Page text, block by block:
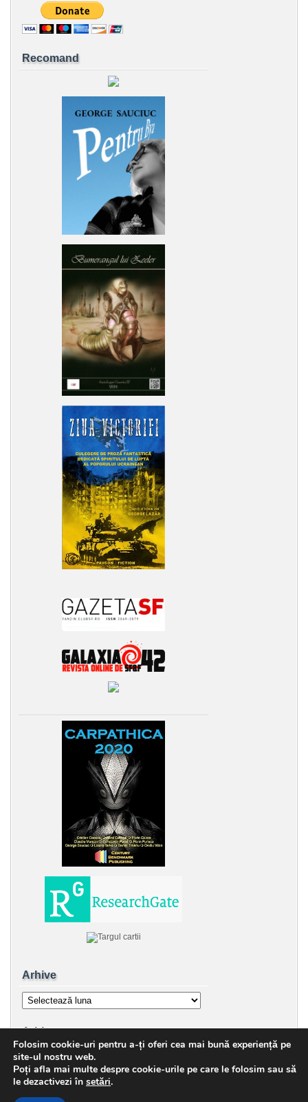
Recomand
Arhive
Arhive
Arhive
Arhive
Folosim cookie-uri pentru a-ți oferi cea mai bună experiență pe
site-ul nostru web.
Poți afla mai multe despre cookie-urile pe care le folosim sau să
le dezactivezi în setări.